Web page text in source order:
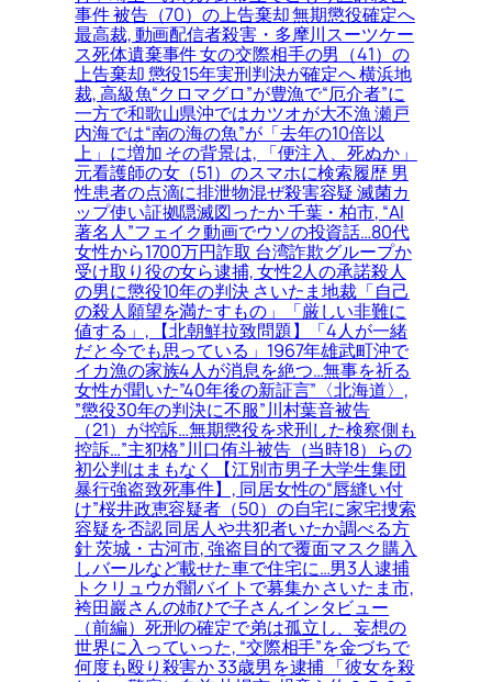
事件 被告（70）の上告棄却 無期懲役確定へ
最高裁, 動画配信者殺害・多摩川スーツケー
ス死体遺棄事件 女の交際相手の男（41）の
上告棄却 懲役15年実刑判決が確定へ 横浜地
裁, 高級魚“クロマグロ”が豊漁で“厄介者”に
一方で和歌山県沖ではカツオが大不漁 瀬戸
内海では“南の海の魚”が「去年の10倍以
上」に増加 その背景は, 「便注入、死ぬか」
元看護師の女（51）のスマホに検索履歴 男
性患者の点滴に排泄物混ぜ殺害容疑 滅菌カ
ップ使い証拠隠滅図ったか 千葉・柏市, “AI
著名人”フェイク動画でウソの投資話…80代
女性から1700万円詐取 台湾詐欺グループか
受け取り役の女ら逮捕, 女性2人の承諾殺人
の男に懲役10年の判決 さいたま地裁「自己
の殺人願望を満たすもの」「厳しい非難に
値する」, 【北朝鮮拉致問題】「4人が一緒
だと今でも思っている」1967年雄武町沖で
イカ漁の家族4人が消息を絶つ…無事を祈る
女性が聞いた”40年後の新証言”〈北海道〉,
”懲役30年の判決に不服”川村葉音被告
（21）が控訴…無期懲役を求刑した検察側も
控訴…”主犯格”川口侑斗被告（当時18）らの
初公判はまもなく【江別市男子大学生集団
暴行強盗致死事件】, 同居女性の“唇縫い付
け”桜井政恵容疑者（50）の自宅に家宅捜索
容疑を否認 同居人や共犯者いたか調べる方
針 茨城・古河市, 強盗目的で覆面マスク購入
しバールなど載せた車で住宅に…男3人逮捕
トクリュウが闇バイトで募集か さいたま市,
袴田巖さんの姉ひで子さんインタビュー
（前編）死刑の確定で弟は孤立し、妄想の
世界に入っていった, “交際相手”を金づちで
何度も殴り殺害か 33歳男を逮捕 「彼女を殺